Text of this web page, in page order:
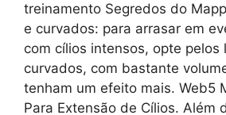
treinamento Segredos do
e curvados: para arrasar em
com cílios intensos, opte pelos
curvados, com bastante
tenham um efeito mais. Web5
Para Extensão de Cílios. Além